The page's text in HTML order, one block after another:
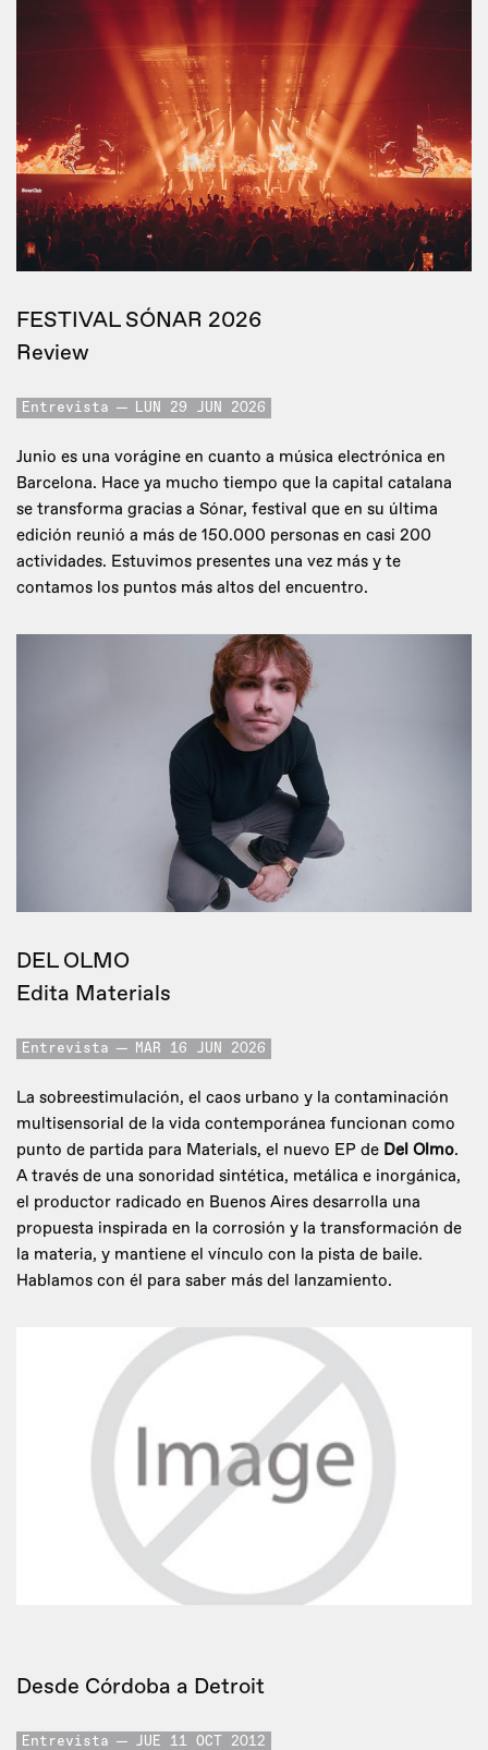
FESTIVAL SÓNAR 2026
Review
Entrevista LUN 29 JUN 2026
Junio es una vorágine en cuanto a música electrónica en
Barcelona. Hace ya mucho tiempo que la capital catalana
se transforma gracias a Sónar, festival que en su última
edición reunió a más de 150.000 personas en casi 200
actividades. Estuvimos presentes una vez más y te
contamos los puntos más altos del encuentro.
DEL OLMO
Edita Materials
Entrevista MAR 16 JUN 2026
La sobreestimulación, el caos urbano y la contaminación
multisensorial de la vida contemporánea funcionan como
punto de partida para Materials, el nuevo EP de Del Olmo.
A través de una sonoridad sintética, metálica e inorgánica,
el productor radicado en Buenos Aires desarrolla una
propuesta inspirada en la corrosión y la transformación de
la materia, y mantiene el vínculo con la pista de baile.
Hablamos con él para saber más del lanzamiento.
Desde Córdoba a Detroit
Entrevista JUE 11 OCT 2012